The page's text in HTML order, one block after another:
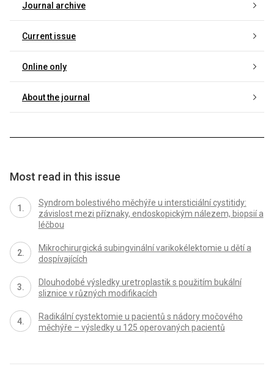
Journal archive
Current issue
Online only
About the journal
Most read in this issue
Syndrom bolestivého měchýře u intersticiální cystitidy:
závislost mezi příznaky, endoskopickým nálezem, biopsií a
léčbou
Mikrochirurgická subingvinální varikokélektomie u dětí a
dospívajících
Dlouhodobé výsledky uretroplastik s použitím bukální
sliznice v různých modifikacích
Radikální cystektomie u pacientů s nádory močového
měchýře – výsledky u 125 operovaných pacientů